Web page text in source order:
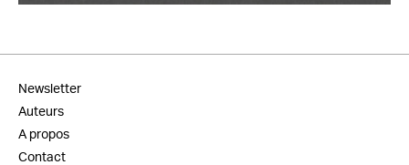
Newsletter
Auteurs
A propos
Contact